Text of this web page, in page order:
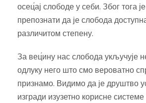
осец́ај слободе у себи. Због тога
препознати да је слобода
различитом степену.
За вец́ину нас слобода укључује
одлуку него што смо вероватно
признамо. Видимо да је друштво
изгради изузетно корисне